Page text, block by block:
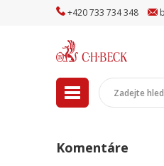
+420733 734348
Komentáre